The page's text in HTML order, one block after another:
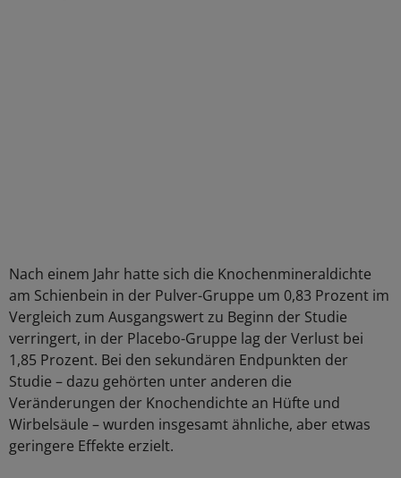
Nach einem Jahr hatte sich die Knochenmineraldichte
am Schienbein in der Pulver-Gruppe um 0,83 Prozent im
Vergleich zum Ausgangswert zu Beginn der Studie
verringert, in der Placebo-Gruppe lag der Verlust bei
1,85 Prozent. Bei den sekundären Endpunkten der
Studie – dazu gehörten unter anderen die
Veränderungen der Knochendichte an Hüfte und
Wirbelsäule – wurden insgesamt ähnliche, aber etwas
geringere Effekte erzielt.